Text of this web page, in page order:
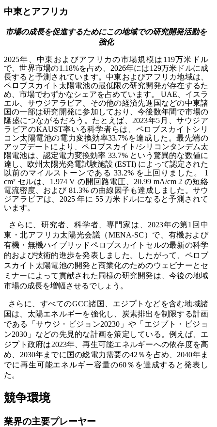
中東とアフリカ
市場の成長を促進するためにこの地域での研究開発活動を
強化
2025年、中東およびアフリカの市場規模は119万米ドル
で、世界市場の1.18%を占め、2026年には129万米ドルに成
長すると予測されています。中東およびアフリカ地域は、
ペロブスカイト太陽電池の最低限の研究開発が存在するた
め、市場でわずかなシェアを占めています。 UAE、イスラ
エル、サウジアラビア、その他の経済先進国などの中東諸
国の一部は研究開発に参加しており、今後数年間で市場の
隆盛につながるだろう。たとえば、2023年5月、サウジア
ラビアのKAUST率いる科学者らは、ペロブスカイトシリ
コン太陽電池の電力変換効率33.7%を達成した。最先端の
アップデートにより、ペロブスカイト/シリコンタンデム太
陽電池は、認定電力変換効率 33.7% という驚異的な数値に
達し、欧州太陽光発電試験施設 (ESTI) によって認定された
以前のマイルストーンである 33.2% を上回りました。 1
cm² セルは、1.974 V の開回路電圧、20.99 mA/cm 2 の短絡
電流密度、および 81.3% の曲線因子も達成しました。サウ
ジアラビアは、2025 年に 55 万米ドルになると予測されて
います。
さらに、研究者、科学者、専門家は、2023年の第1回中
東・北アフリカ太陽光会議（MENA-SC）で、有機および
有機・無機ハイブリッドペロブスカイトセルの最新の科学
的および技術的進歩を発表しました。したがって、ペロブ
スカイト太陽電池の開発と商業化のためのウェビナーとセ
ミナーによって貢献された同様の研究開発は、今後の地域
市場の成長を増幅させるでしょう。
さらに、すべてのGCC諸国、エジプトなどを含む地域諸
国は、太陽エネルギーを強化し、炭素排出を制限する計画
である「サウジ・ビジョン20230」や「エジプト・ビジョ
ン2030」などの先見的な計画を策定している。例えば、エ
ジプト政府は2023年、再生可能エネルギーへの依存度を高
め、2030年までに国の総電力需要の42％を占め、2040年ま
でに再生可能エネルギー容量の60％を達成すると発表し
た。
競争環境
業界の主要プレーヤー